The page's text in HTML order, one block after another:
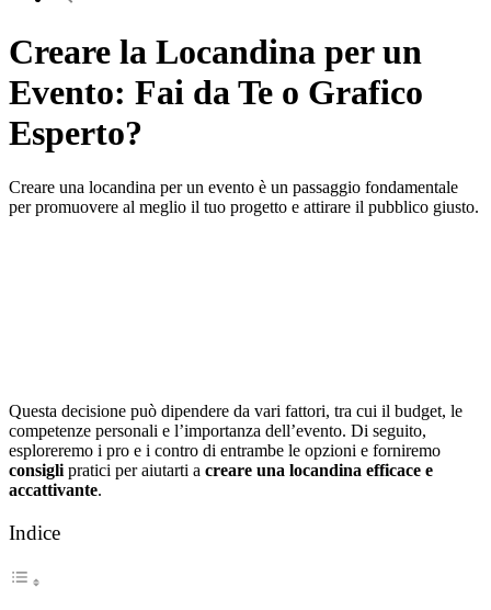
Creare la Locandina per un
Evento: Fai da Te o Grafico
Esperto?
Creare una locandina per un evento è un passaggio fondamentale
per promuovere al meglio il tuo progetto e attirare il pubblico giusto.
Questa decisione può dipendere da vari fattori, tra cui il budget, le
competenze personali e l’importanza dell’evento. Di seguito,
esploreremo i pro e i contro di entrambe le opzioni e forniremo
consigli pratici per aiutarti a creare una locandina efficace e
accattivante.
Indice